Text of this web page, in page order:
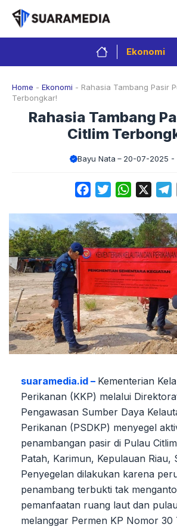
Langsung
isi
Ekonomi
Home - Ekonomi - Rahasia Tambang Pasir
Terbongkar!
Rahasia Tambang
Citlim
Bayu Nata 20-07-2025 -
FacebookTwitterWhatsApp
suaramedia.id – Kementerian
Perikanan (KKP) melalui
Pengawasan Sumber Daya
Perikanan (PSDKP) menyegel
penambangan pasir di Pulau
Patah, Karimun, Kepulauan Riau,
Penyegelan dilakukan karena
penambang terbukti tak
pemanfaatan ruang laut dan
melanggar Permen KP Nomor 30